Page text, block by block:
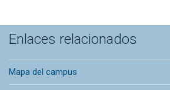
Enlaces relacionados
Mapa del campus